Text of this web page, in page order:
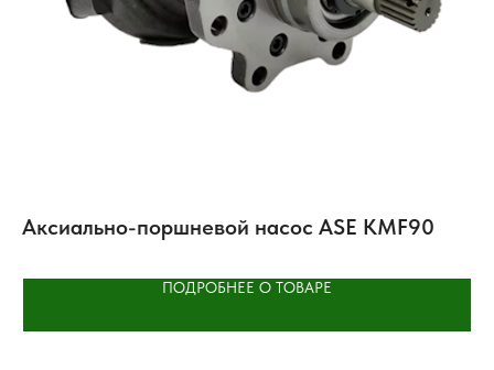
Аксиально-поршневой насос ASE KMF90
ПОДРОБНЕЕ О ТОВАРЕ